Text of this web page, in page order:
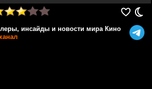
инсайды и новости мира Кино